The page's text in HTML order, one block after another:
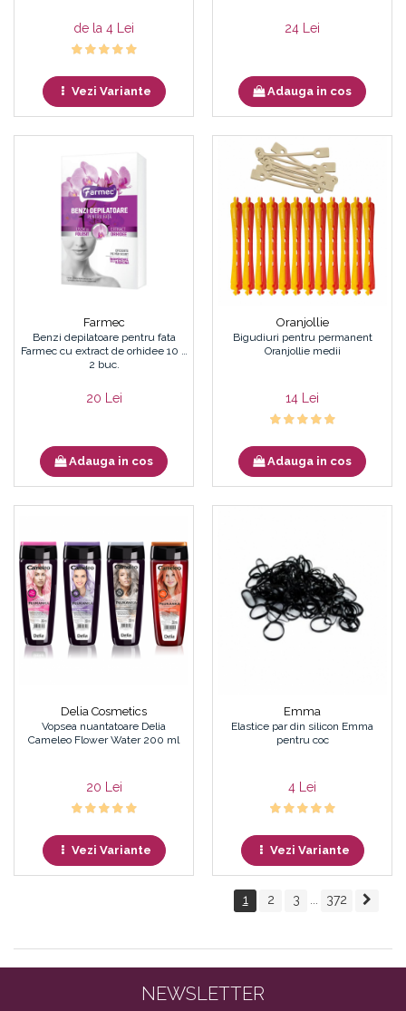
de la 4 Lei
Vezi Variante
24 Lei
Adauga in cos
Farmec
Benzi depilatoare pentru fata
Farmec cu extract de orhidee 10 x
2 buc.
20 Lei
Adauga in cos
Oranjollie
Bigudiuri pentru permanent
Oranjollie medii
14 Lei
Adauga in cos
Delia Cosmetics
Vopsea nuantatoare Delia
Cameleo Flower Water 200 ml
20 Lei
Vezi Variante
Emma
Elastice par din silicon Emma
pentru coc
4 Lei
Vezi Variante
1 2 3 372
NEWSLETTER